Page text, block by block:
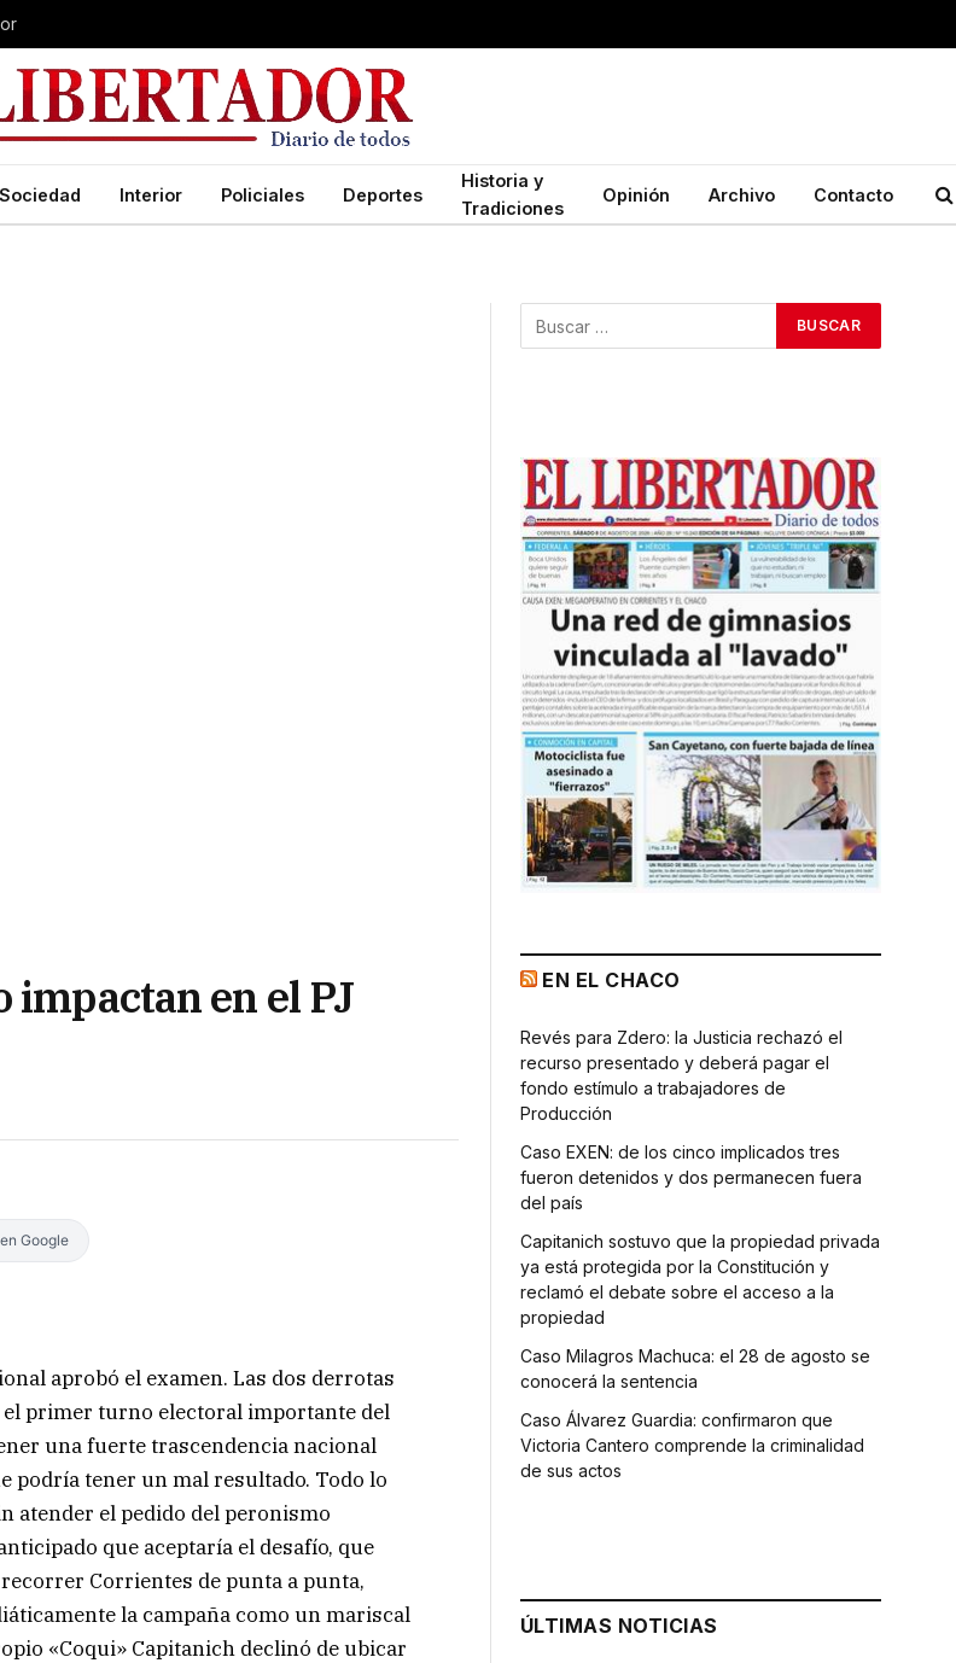
Sociedad Interior Policiales Deportes
Historia y
Tradiciones
Opinión Archivo Contacto
impactan en el PJ
Google
aprobó el examen. Las dos derrotas
el primer turno electoral importante del
una fuerte trascendencia nacional
podría tener un mal resultado. Todo lo
atender el pedido del peronismo
que aceptaría el desafío, que
Corrientes de punta a punta,
la campaña como un mariscal
«Coqui» Capitanich declinó de ubicar
EN EL CHACO
Revés para Zdero: la Justicia rechazó el
recurso presentado y deberá pagar el
fondo estímulo a trabajadores de
Producción
Caso EXEN: de los cinco implicados tres
fueron detenidos y dos permanecen fuera
del país
Capitanich sostuvo que la propiedad privada
ya está protegida por la Constitución y
reclamó el debate sobre el acceso a la
propiedad
Caso Milagros Machuca: el 28 de agosto se
conocerá la sentencia
Caso Álvarez Guardia: confirmaron que
Victoria Cantero comprende la criminalidad
de sus actos
ÚLTIMAS NOTICIAS